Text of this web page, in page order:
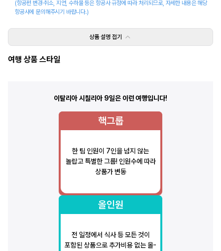
(항공편 변경·취소, 지연, 수하물 등은 항공사 규정에 따라 처리되므로, 자세한 내용은 해당
항공사에 문의해주시기 바랍니다.)
상품 설명 접기
여행 상품 스타일
이탈리아 시칠리아 9일은 이런 여행입니다!
핵그룹
한 팀 인원이 7인을 넘지 않는
놀랍고 특별한 그룹! 인원수에 따라
상품가 변동
올인원
전 일정에서 식사 등 모든 것이
포함된 상품으로 추가비용 없는 올-